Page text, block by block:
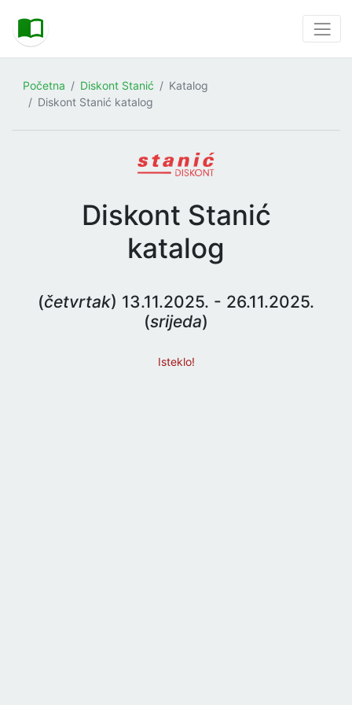
Početna Diskont Stanić
Katalog
Diskont Stanić katalog
Diskont Stanić
katalog
(četvrtak) 13.11.2025. - 26.11.2025.
(srijeda)
Isteklo!